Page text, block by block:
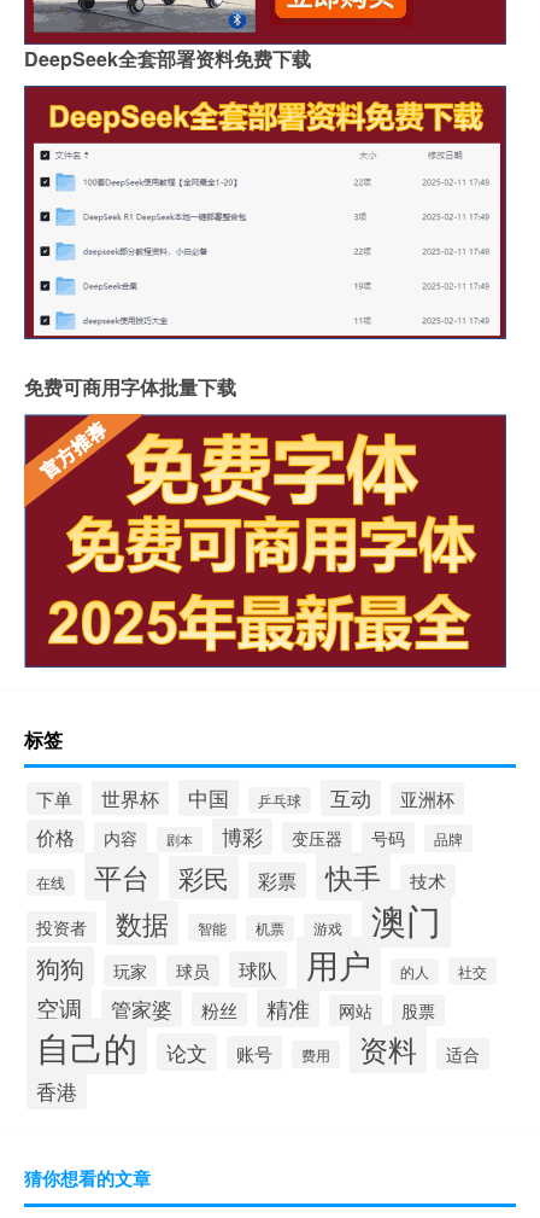
DeepSeek全套部署资料免费下载
免费可商用字体批量下载
标签
下单 世界杯 中国 乒乓球 互动 亚洲杯
价格 内容 剧本 博彩 变压器 号码 品牌
在线 平台 彩民 彩票 快手 技术
投资者 数据 智能 机票 游戏 澳门
狗狗 玩家 球员 球队 用户 的人 社交
空调 管家婆 粉丝 精准 网站 股票
自己的 论文 账号 费用 资料 适合
香港
猜你想看的文章